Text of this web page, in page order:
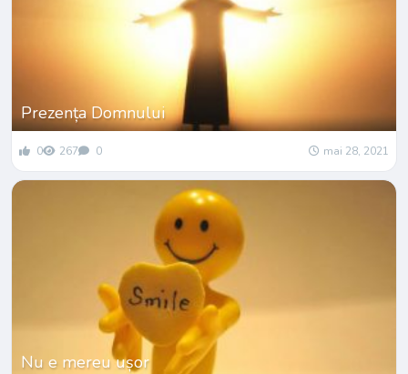
Prezența Domnului
0 267 0 mai 28, 2021
Nu e mereu ușor